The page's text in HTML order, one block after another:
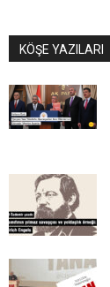
KÖŞE YAZILARI